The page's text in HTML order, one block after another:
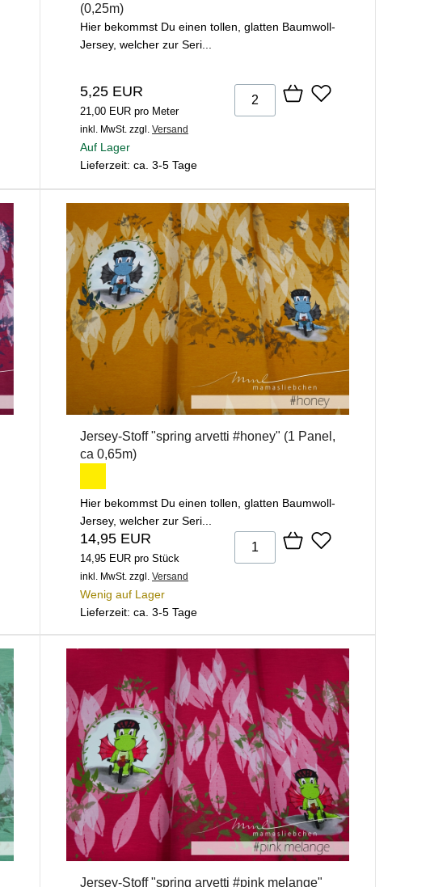
(0,25m)
Hier bekommst Du einen tollen, glatten Baumwoll-
Jersey, welcher zur Seri...
5,25 EUR
21,00 EUR pro Meter
inkl. MwSt. zzgl. Versand
Auf Lager
Lieferzeit: ca. 3-5 Tage
Jersey-Stoff "spring arvetti #honey" (1 Panel,
ca 0,65m)
Hier bekommst Du einen tollen, glatten Baumwoll-
Jersey, welcher zur Seri...
14,95 EUR
14,95 EUR pro Stück
inkl. MwSt. zzgl. Versand
Wenig auf Lager
Lieferzeit: ca. 3-5 Tage
Jersey-Stoff "spring arvetti #pink melange"